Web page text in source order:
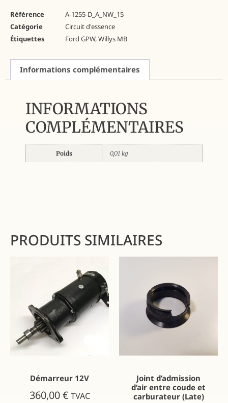
Référence
A-1255-D_A_NW_15
Catégorie
Circuit d'essence
Étiquettes
Ford GPW,Willys MB
Informations complémentaires
INFORMATIONS
COMPLÉMENTAIRES
Poids 0,01 kg
PRODUITS SIMILAIRES
Démarreur 12V
360,00€ TVAC
Joint d’admission
d’air entre coude et
carburateur (Late)